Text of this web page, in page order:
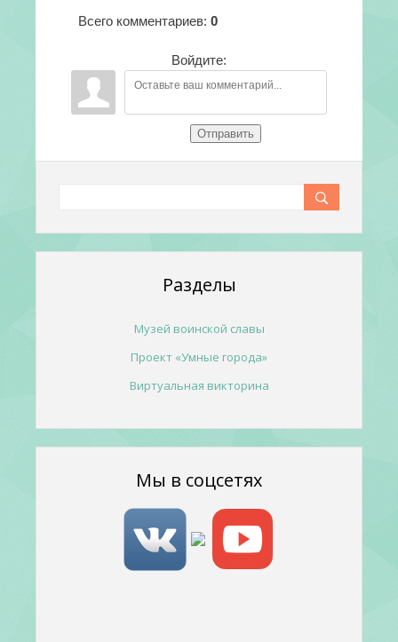
Всего комментариев: 0
Войдите:
Отправить
Разделы
Музей воинской славы
Проект «Умные города»
Виртуальная викторина
Мы в соцсетях